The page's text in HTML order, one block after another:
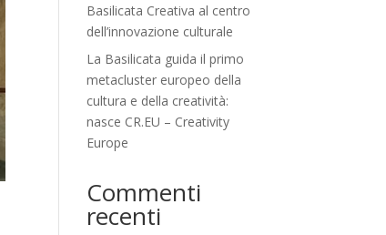
Basilicata Creativa al centro
dell’innovazione culturale
La Basilicata guida il primo
metacluster europeo della
cultura e della creatività:
nasce CR.EU – Creativity
Europe
Commenti
recenti